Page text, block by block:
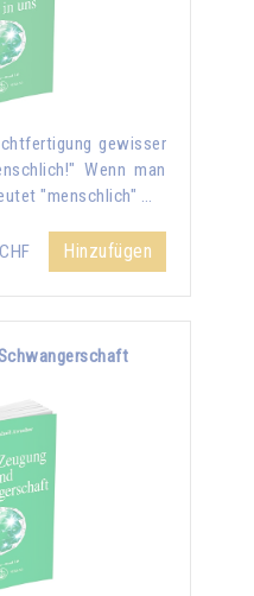
gewisser
Wenn man
"menschlich" …
Hinzufügen